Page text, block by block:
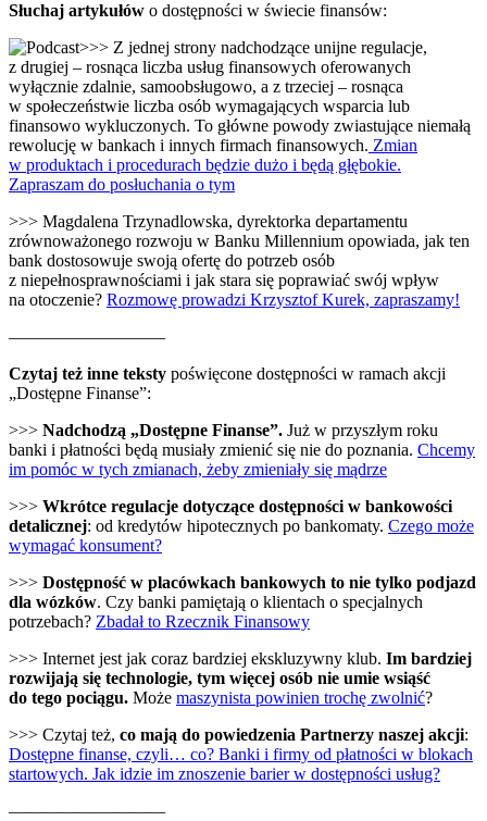
Słuchaj artykułów o dostępności w świecie finansów:
>>> Z jednej strony nadchodzące unijne regulacje,
z drugiej – rosnąca liczba usług finansowych oferowanych
wyłącznie zdalnie, samoobsługowo, a z trzeciej – rosnąca
w społeczeństwie liczba osób wymagających wsparcia lub
finansowo wykluczonych. To główne powody zwiastujące niemałą
rewolucję w bankach i innych firmach finansowych. Zmian
w produktach i procedurach będzie dużo i będą głębokie.
Zapraszam do posłuchania o tym
>>> Magdalena Trzynadlowska, dyrektorka departamentu
zrównoważonego rozwoju w Banku Millennium opowiada, jak ten
bank dostosowuje swoją ofertę do potrzeb osób
z niepełnosprawnościami i jak stara się poprawiać swój wpływ
na otoczenie? Rozmowę prowadzi Krzysztof Kurek, zapraszamy!
—————————
Czytaj też inne teksty poświęcone dostępności w ramach akcji
„Dostępne Finanse”:
>>> Nadchodzą „Dostępne Finanse”. Już w przyszłym roku
banki i płatności będą musiały zmienić się nie do poznania. Chcemy
im pomóc w tych zmianach, żeby zmieniały się mądrze
>>> Wkrótce regulacje dotyczące dostępności w bankowości
detalicznej: od kredytów hipotecznych po bankomaty. Czego może
wymagać konsument?
>>> Dostępność w placówkach bankowych to nie tylko podjazd
dla wózków. Czy banki pamiętają o klientach o specjalnych
potrzebach? Zbadał to Rzecznik Finansowy
>>> Internet jest jak coraz bardziej ekskluzywny klub. Im bardziej
rozwijają się technologie, tym więcej osób nie umie wsiąść
do tego pociągu. Może maszynista powinien trochę zwolnić?
>>> Czytaj też, co mają do powiedzenia Partnerzy naszej akcji:
Dostępne finanse, czyli… co? Banki i firmy od płatności w blokach
startowych. Jak idzie im znoszenie barier w dostępności usług?
—————————